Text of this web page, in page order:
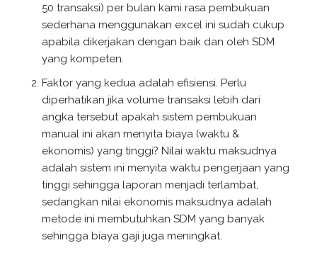
50 transaksi) per bulan kami rasa pembukuan
sederhana menggunakan excel ini sudah cukup
apabila dikerjakan dengan baik dan oleh SDM
yang kompeten.
Faktor yang kedua adalah efisiensi. Perlu
diperhatikan jika volume transaksi lebih dari
angka tersebut apakah sistem pembukuan
manual ini akan menyita biaya (waktu &
ekonomis) yang tinggi? Nilai waktu maksudnya
adalah sistem ini menyita waktu pengerjaan yang
tinggi sehingga laporan menjadi terlambat,
sedangkan nilai ekonomis maksudnya adalah
metode ini membutuhkan SDM yang banyak
sehingga biaya gaji juga meningkat.